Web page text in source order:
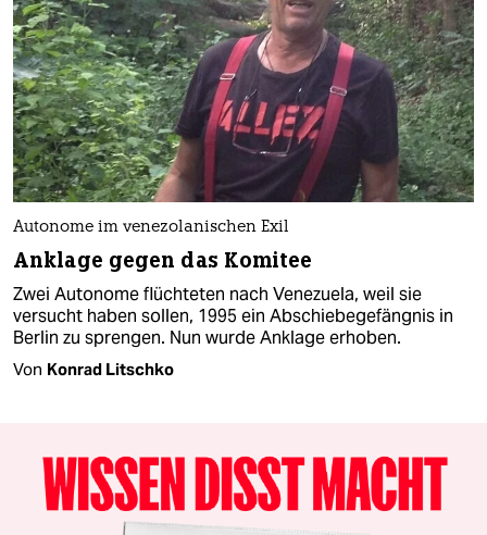
Autonome im venezolanischen Exil
Anklage gegen das Komitee
Zwei Autonome flüchteten nach Venezuela, weil sie
versucht haben sollen, 1995 ein Abschiebegefängnis in
Berlin zu sprengen. Nun wurde Anklage erhoben.
Von Konrad Litschko